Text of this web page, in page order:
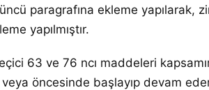
paragrafına ekleme yapılarak,
yapılmıştır.
63 ve 76 ncı maddeleri
öncesinde başlayıp devam